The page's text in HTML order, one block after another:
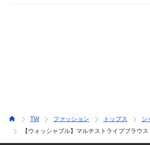
TW ファッション トップス
シ
【ウォッシャブル】マルチストライプブラウス